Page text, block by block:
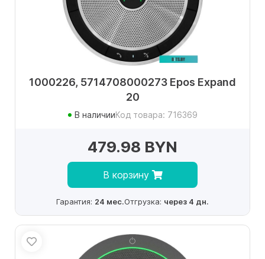
1000226, 5714708000273 Epos Expand
20
В наличииКод товара: 716369
479.98 BYN
В корзину
Гарантия: 24 мес.Отгрузка: через 4 дн.